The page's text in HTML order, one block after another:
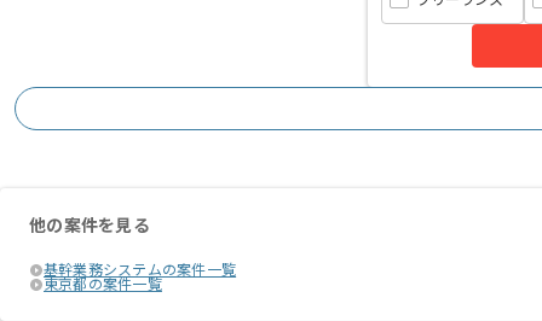
他の案件を見る
基幹業務システムの案件一覧
東京都の案件一覧